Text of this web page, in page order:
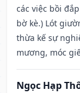
các việc bồi
bờ kè.) Lót
thừa kế sự
mương, móc
Ngọc Hạp